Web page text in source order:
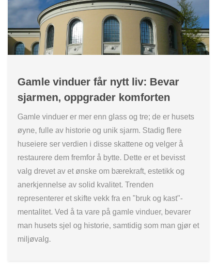
Gamle vinduer får nytt liv: Bevar
sjarmen, oppgrader komforten
Gamle vinduer er mer enn glass og tre; de er husets
øyne, fulle av historie og unik sjarm. Stadig flere
huseiere ser verdien i disse skattene og velger å
restaurere dem fremfor å bytte. Dette er et bevisst
valg drevet av et ønske om bærekraft, estetikk og
anerkjennelse av solid kvalitet. Trenden
representerer et skifte vekk fra en "bruk og kast"-
mentalitet. Ved å ta vare på gamle vinduer, bevarer
man husets sjel og historie, samtidig som man gjør et
miljøvalg.